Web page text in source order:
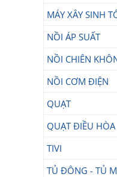
MÁY XÂY SINH
NỒI ÁP SUẤT
NỒI CHIÊN
NỒI CƠM ĐIỆN
QUẠT
QUẠT ĐIỀU HÒA
TIVI
TỦ ĐÔNG - TỦ
Máy hút ẩm và lọc
không khí Sharp DW-
E16FA-W (38m2)
9.500.000
7.490.000 ₫hiện